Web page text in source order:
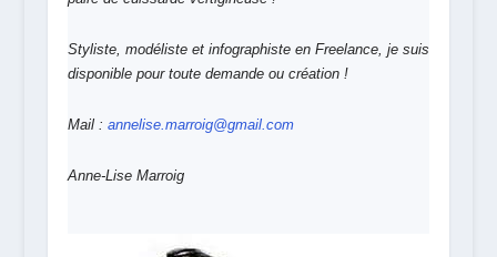
Styliste, modéliste et infographiste en Freelance, je suis
disponible pour toute demande ou création !
Mail : annelise.marroig@gmail.com
Anne-Lise Marroig